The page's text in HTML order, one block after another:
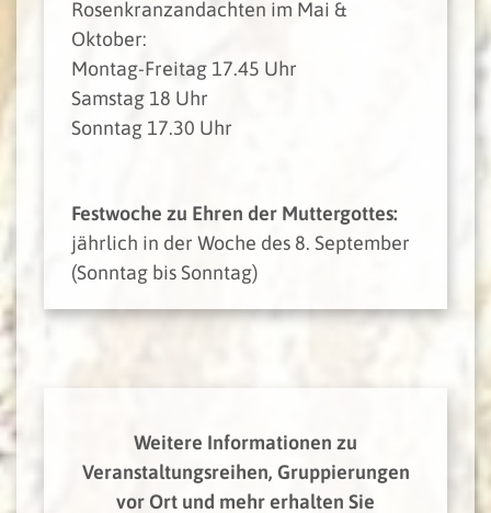
Rosenkranzandachten im Mai &
Oktober:
Montag-Freitag 17.45 Uhr
Samstag 18 Uhr
Sonntag 17.30 Uhr
Festwoche zu Ehren der Muttergottes:
jährlich in der Woche des 8. September
(Sonntag bis Sonntag)
Weitere Informationen zu
Veranstaltungsreihen, Gruppierungen
vor Ort und mehr erhalten Sie